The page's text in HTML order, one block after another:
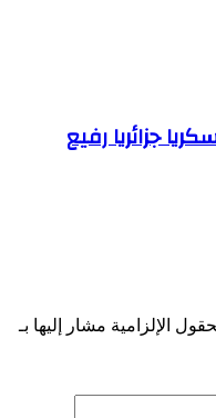
جزائريا رفيع
الإلزامية مشار إليها بـ